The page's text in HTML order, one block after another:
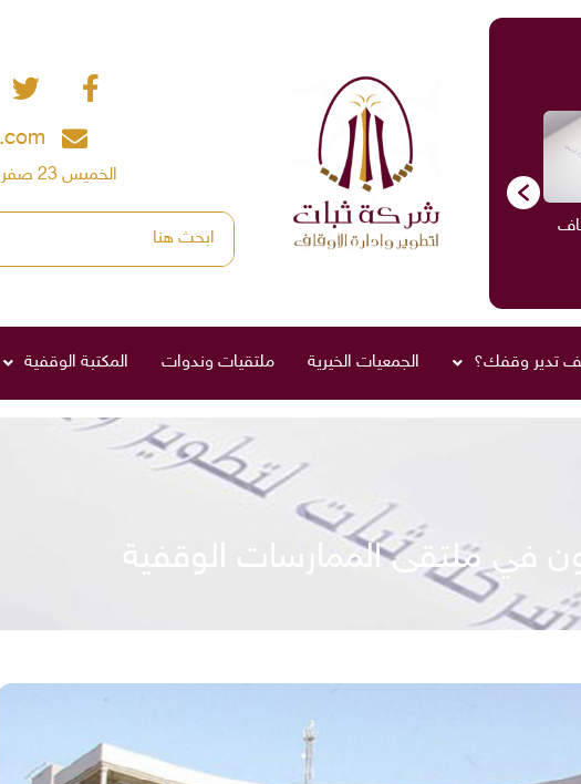
الاستشارات ادارة الأوقاف صناديق العائلة
الخميس 23 صفر 1448 / 6-8-2026
تدير وقفك؟ الجمعيات الخيرية ملتقيات وندوات المكتبة الوقفية
في ملتقى الممارسات الوقفية